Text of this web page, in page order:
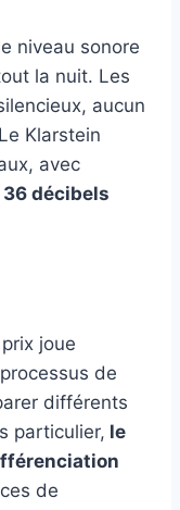
niveau sonore
la nuit. Les
aucun
Klarstein
avec
décibels
joue
de
différents
particulier, le
de